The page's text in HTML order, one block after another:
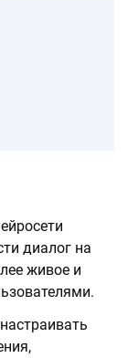
диалог на
живое и